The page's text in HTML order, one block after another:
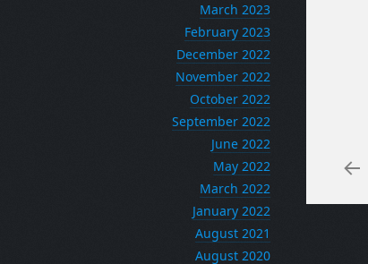
March 2023
February 2023
December 2022
November 2022
October 2022
September 2022
June 2022
May 2022
March 2022
January 2022
August 2021
August 2020